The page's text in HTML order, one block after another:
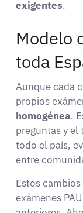
exigentes.
Modelo
toda
Aunque cada
propios
homogénea.
preguntas y el
todo el país,
entre
Estos
exámenes